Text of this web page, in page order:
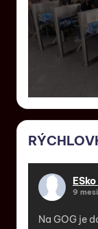
9
Na GOG je